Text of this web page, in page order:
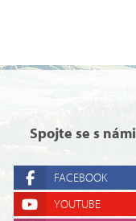
Spojte se s námi
FACEBOOK
YOUTUBE